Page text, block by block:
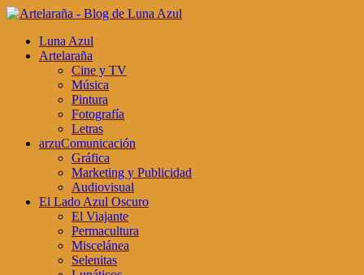
Luna Azul
Artelaraña
Cine y TV
Música
Pintura
Fotografía
Letras
arzuComunicación
Gráfica
Marketing y Publicidad
Audiovisual
El Lado Azul Oscuro
El Viajante
Permacultura
Miscelánea
Selenitas